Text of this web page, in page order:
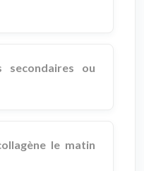
ou
le matin